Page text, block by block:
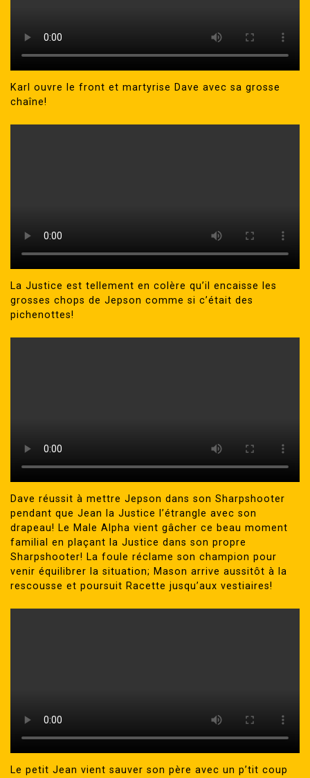
Karl ouvre le front et martyrise Dave avec sa grosse
chaîne!
La Justice est tellement en colère qu’il encaisse les
grosses chops de Jepson comme si c’était des
pichenottes!
Dave réussit à mettre Jepson dans son Sharpshooter
pendant que Jean la Justice l’étrangle avec son
drapeau! Le Male Alpha vient gâcher ce beau moment
familial en plaçant la Justice dans son propre
Sharpshooter! La foule réclame son champion pour
venir équilibrer la situation; Mason arrive aussitôt à la
rescousse et poursuit Racette jusqu’aux vestiaires!
Le petit Jean vient sauver son père avec un p’tit coup